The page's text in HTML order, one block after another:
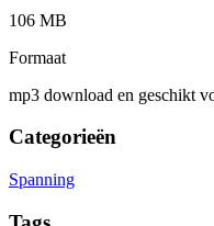
106 MB
Formaat
mp3 download en geschikt
Categorieën
Spanning